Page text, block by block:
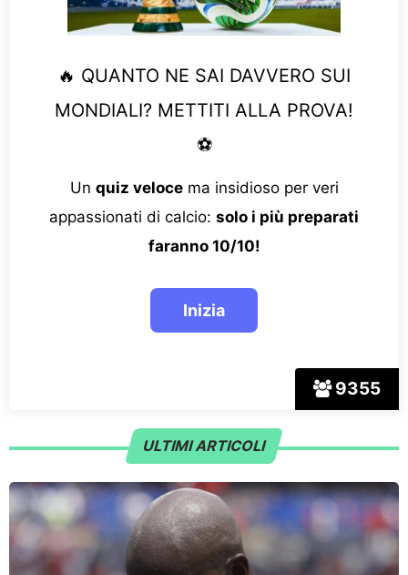
9355
🔥 QUANTO NE SAI DAVVERO SUI
MONDIALI? METTITI ALLA PROVA!
⚽
Un quiz velocema insidioso per veri
appassionati di calcio: solo i più preparati
faranno 10/10!
ULTIMI ARTICOLI